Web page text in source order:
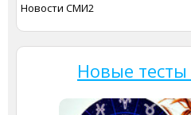
Новости СМИ2
Новые